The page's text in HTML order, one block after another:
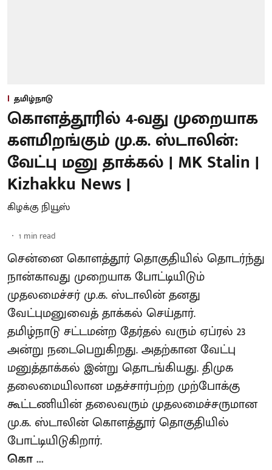
தமிழ்நாடு
கொளத்தூரில் 4-வது முறையாக
களமிறங்கும் மு.க. ஸ்டாலின்:
வேட்பு மனு தாக்கல் | MK Stalin |
Kizhakku News |
கிழக்கு நியூஸ்
1 min read
சென்னை கொளத்தூர் தொகுதியில் தொடர்ந்து
நான்காவது முறையாக போட்டியிடும்
முதலமைச்சர் மு.க. ஸ்டாலின் தனது
வேட்புமனுவைத் தாக்கல் செய்தார்.
தமிழ்நாடு சட்டமன்ற தேர்தல் வரும் ஏப்ரல் 23
அன்று நடைபெறுகிறது. அதற்கான வேட்பு
மனுத்தாக்கல் இன்று தொடங்கியது. திமுக
தலைமையிலான மதச்சார்பற்ற முற்போக்கு
கூட்டணியின் தலைவரும் முதலமைச்சருமான
மு.க. ஸ்டாலின் கொளத்தூர் தொகுதியில்
போட்டியிடுகிறார்.
கொ ...